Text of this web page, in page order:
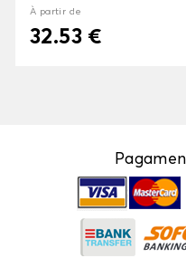
À partir de
32.53 €